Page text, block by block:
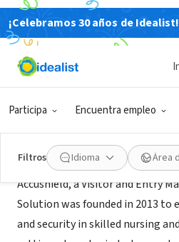
¡Celebramos 30 años de Idealist!
Participa Encuentra empleo
Filtros Idioma Área
COLECTIVO CIUDADANO
Accushield/ Project
Acerca de
Accushield, a Visitor and Entry
Solution was founded in 2013 to
and security in skilled nursing